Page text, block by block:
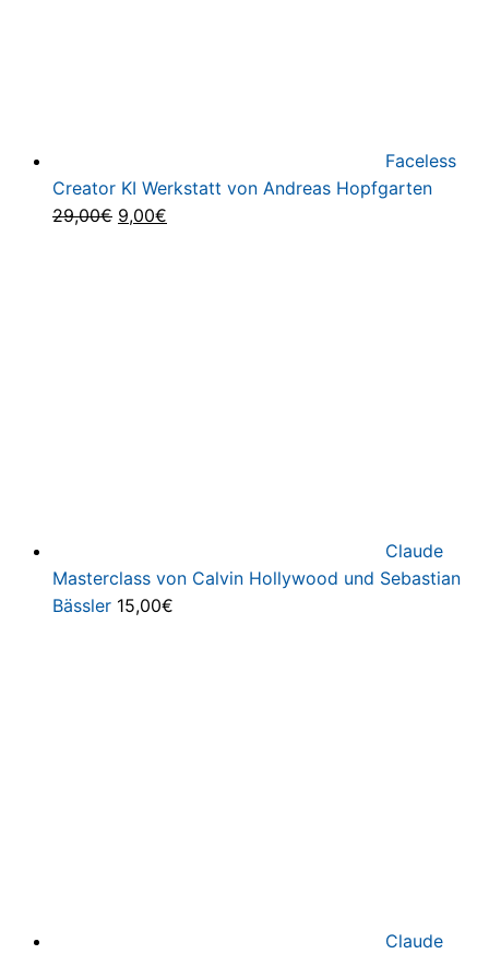
Faceless
Creator KI Werkstatt von Andreas Hopfgarten
29,00€ Ursprünglicher
9,00€
Claude
Masterclass von Calvin Hollywood und Sebastian
Bässler 15,00€
Claude